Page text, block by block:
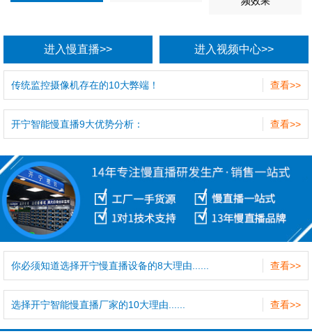
进入慢直播>> 进入视频中心>>
查看>>
传统监控摄像机存在的10大弊端！
查看>>
开宁智能慢直播9大优势分析：
查看>>
你必须知道选择开宁慢直播设备的8大理由......
查看>>
选择开宁智能慢直播厂家的10大理由......